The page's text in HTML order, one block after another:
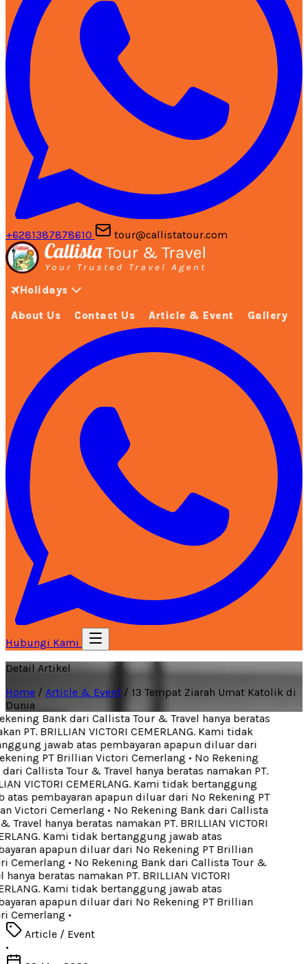
+6281387878610 tour@callistatour.com
Holidays
About Us Contact Us Article & Event Gallery
Hubungi Kami
Detail Artikel
Home / Article & Event / 13 Tempat Ziarah Umat Katolik di
Dunia
Bank dari Callista Tour & Travel hanya beratas
PT. BRILLIAN VICTORI CEMERLANG. Kami tidak
jawab atas pembayaran apapun diluar dari
PT Brillian Victori Cemerlang• No Rekening
Callista Tour & Travel hanya beratas namakan PT.
VICTORI CEMERLANG. Kami tidak bertanggung
pembayaran apapun diluar dari No Rekening PT
Victori Cemerlang• No Rekening Bank dari Callista
Travel hanya beratas namakan PT. BRILLIAN VICTORI
Kami tidak bertanggung jawab atas
apapun diluar dari No Rekening PT Brillian
Cemerlang• No Rekening Bank dari Callista Tour &
beratas namakan PT. BRILLIAN VICTORI
Kami tidak bertanggung jawab atas
apapun diluar dari No Rekening PT Brillian
Cemerlang•
Article / Event
•